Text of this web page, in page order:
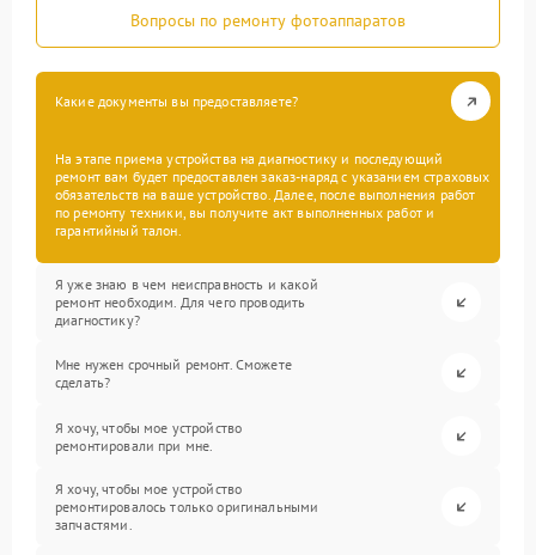
Вопросы по ремонту фотоаппаратов
Какие документы вы предоставляете?
На этапе приема устройства на диагностику и последующий
ремонт вам будет предоставлен заказ-наряд с указанием страховых
обязательств на ваше устройство. Далее, после выполнения работ
по ремонту техники, вы получите акт выполненных работ и
гарантийный талон.
Я уже знаю в чем неисправность и какой
ремонт необходим. Для чего проводить
диагностику?
Мне нужен срочный ремонт. Сможете
сделать?
Я хочу, чтобы мое устройство
ремонтировали при мне.
Я хочу, чтобы мое устройство
ремонтировалось только оригинальными
запчастями.